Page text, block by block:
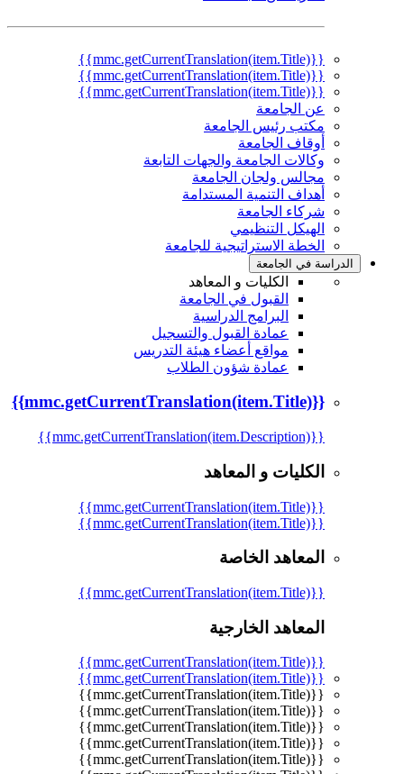
{{mmc.getCurrentTranslation(item.Title)}}
{{mmc.getCurrentTranslation(item.Title)}}
{{mmc.getCurrentTranslation(item.Title)}}
عن الجامعة
مكتب رئيس الجامعة
أوقاف الجامعة
وكالات الجامعة والجهات التابعة
مجالس ولجان الجامعة
أهداف التنمية المستدامة
شركاء الجامعة
الهيكل التنظيمي
الخطة الاستراتيجية للجامعة
الدراسة في الجامعة
الكليات و المعاهد
القبول في الجامعة
البرامج الدراسية
عمادة القبول والتسجيل
مواقع أعضاء هيئة التدريس
عمادة شؤون الطلاب
{{mmc.getCurrentTranslation(item.Title)}}
{{mmc.getCurrentTranslation(item.Description)}}
الكليات و المعاهد
{{mmc.getCurrentTranslation(item.Title)}}
{{mmc.getCurrentTranslation(item.Title)}}
المعاهد الخاصة
{{mmc.getCurrentTranslation(item.Title)}}
المعاهد الخارجية
{{mmc.getCurrentTranslation(item.Title)}}
{{mmc.getCurrentTranslation(item.Title)}}
{{mmc.getCurrentTranslation(item.Title)}}
{{mmc.getCurrentTranslation(item.Title)}}
{{mmc.getCurrentTranslation(item.Title)}}
{{mmc.getCurrentTranslation(item.Title)}}
{{mmc.getCurrentTranslation(item.Title)}}